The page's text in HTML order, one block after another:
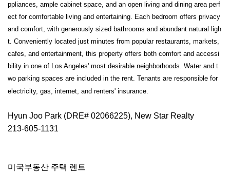
ppliances, ample cabinet space, and an open living and dining area perf
ect for comfortable living and entertaining. Each bedroom offers privacy
and comfort, with generously sized bathrooms and abundant natural ligh
t. Conveniently located just minutes from popular restaurants, markets,
cafes, and entertainment, this property offers both comfort and accessi
bility in one of Los Angeles' most desirable neighborhoods. Water and t
wo parking spaces are included in the rent. Tenants are responsible for
electricity, gas, internet, and renters' insurance.
Hyun Joo Park (DRE# 02066225), New Star Realty
213-605-1131
미국부동산 주택 렌트